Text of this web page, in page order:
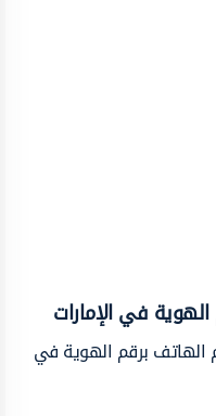
في الإمارات
الهاتف برقم الهوية في